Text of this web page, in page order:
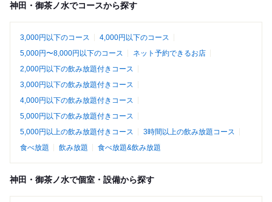
神田・御茶ノ水でコースから探す
3,000円以下のコース
4,000円以下のコース
5,000円〜8,000円以下のコース
ネット予約できるお店
2,000円以下の飲み放題付きコース
3,000円以下の飲み放題付きコース
4,000円以下の飲み放題付きコース
5,000円以下の飲み放題付きコース
5,000円以上の飲み放題付きコース
3時間以上の飲み放題コース
食べ放題
飲み放題 食べ放題&飲み放題
神田・御茶ノ水で個室・設備から探す